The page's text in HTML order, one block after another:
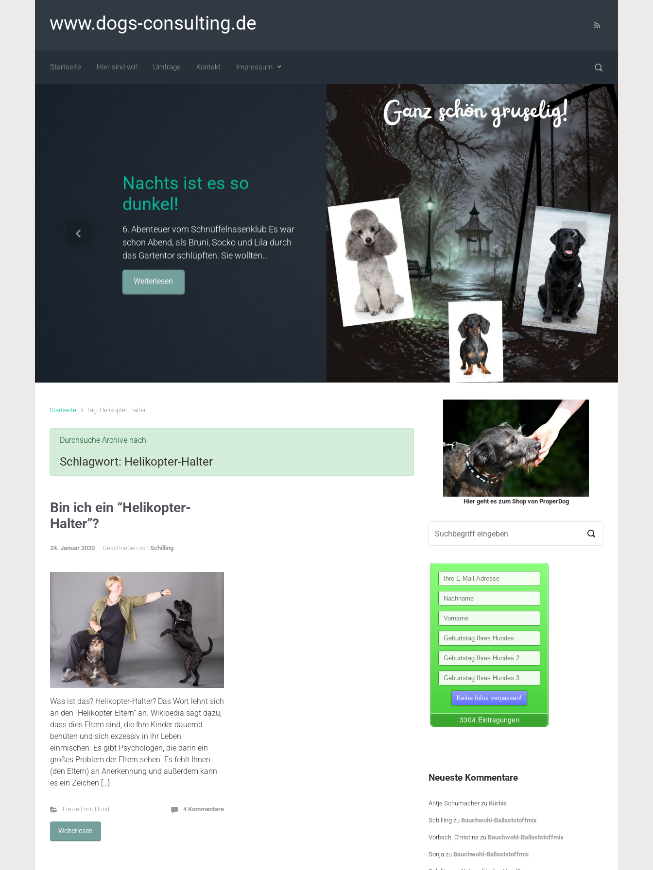
www.dogs-consulting.de
Startseite Hier sind wir! Umfrage Kontakt Impressum
Nachts ist es so
dunkel!
6. Abenteuer vom Schnüffelnasenklub Es war
schon Abend, als Bruni, Socko und Lila durch
das Gartentor schlüpften. Sie wollten…
Weiterlesen
Vorheriger Nächster
Startseite Tag: Helikopter-Halter
Durchsuche Archive nach
Schlagwort: Helikopter-Halter
Bin ich ein “Helikopter-
Halter”?
24. Januar 2020 Geschrieben von Schilling
Was ist das? Helikopter-Halter? Das Wort lehnt sich
an den “Helikopter-Eltern” an. Wikipedia sagt dazu,
dass dies Eltern sind, die Ihre Kinder dauernd
behüten und sich exzessiv in ihr Leben
einmischen. Es gibt Psychologen, die darin ein
großes Problem der Eltern sehen. Es fehlt Ihnen
(den Eltern) an Anerkennung und außerdem kann
es ein Zeichen […]
Freizeit mit Hund 4 Kommentare
Weiterlesen
Hier geht es zum Shop von ProperDog
Neueste Kommentare
Antje Schumacherzu Kürbis
Schilling zu Bauchwohl-Ballaststoffmix
Vorbach, Christina zu Bauchwohl-Ballaststoffmix
Sonja zu Bauchwohl-Ballaststoffmix